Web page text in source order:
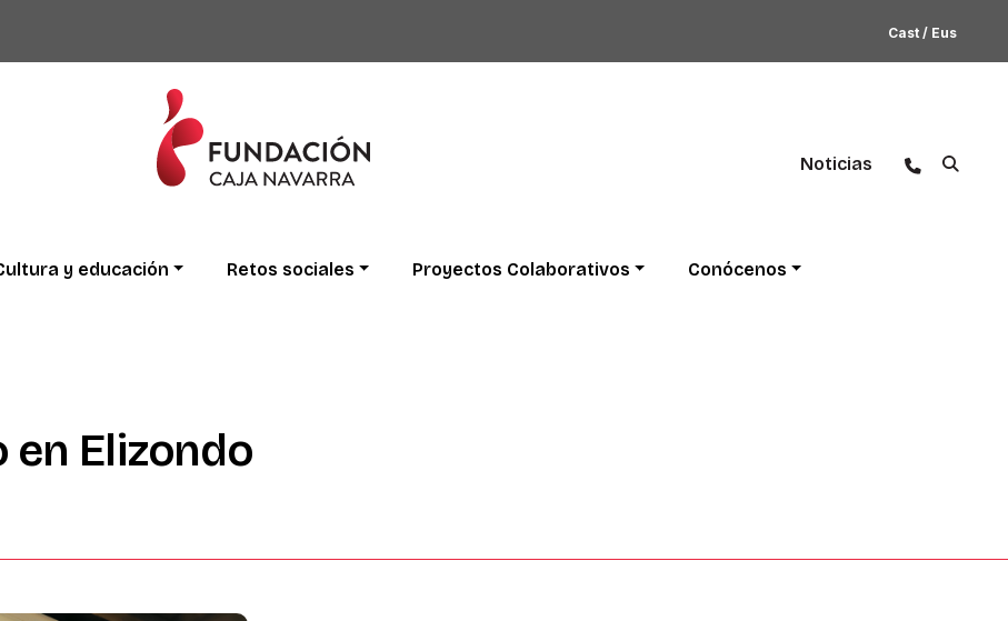
Cast / Eus
Noticias
y educación Retos sociales Proyectos Colaborativos Conócenos
en Elizondo